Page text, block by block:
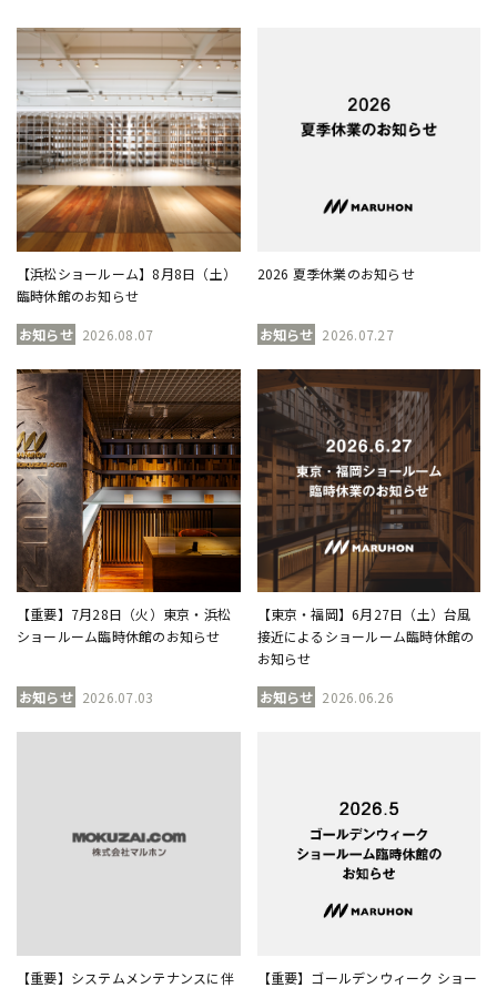
【浜松ショールーム】8月8日（土）
臨時休館のお知らせ
お知らせ 2026.08.07
2026 夏季休業のお知らせ
お知らせ 2026.07.27
【重要】7月28日（火）東京・浜松
ショールーム臨時休館のお知らせ
お知らせ 2026.07.03
【東京・福岡】6月27日（土）台風
接近によるショールーム臨時休館の
お知らせ
お知らせ 2026.06.26
【重要】システムメンテナンスに伴
【重要】ゴールデンウィーク ショー